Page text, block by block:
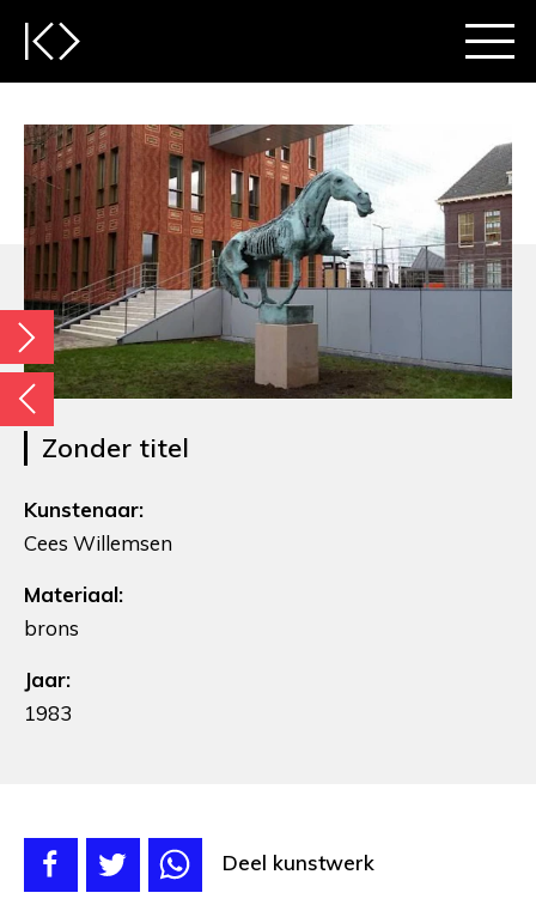
Zonder titel
Kunstenaar:
Cees Willemsen
Materiaal:
brons
Jaar:
1983
Deel kunstwerk